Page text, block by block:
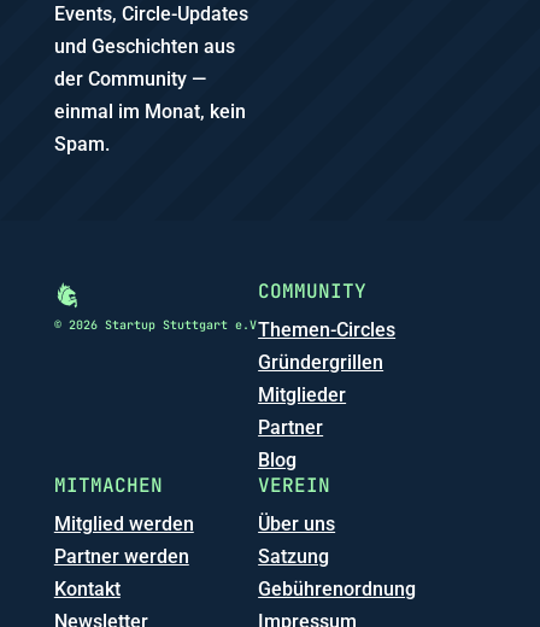
Events, Circle-Updates
und Geschichten aus
der Community —
einmal im Monat, kein
Spam.
© 2026 Startup Stuttgart e.V
COMMUNITY
Themen-Circles
Gründergrillen
Mitglieder
Partner
Blog
MITMACHEN
Mitglied werden
Partner werden
Kontakt
Newsletter
VEREIN
Über uns
Satzung
Gebührenordnung
Impressum